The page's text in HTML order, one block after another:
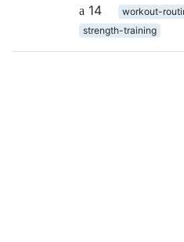
14
workout-
strength-training